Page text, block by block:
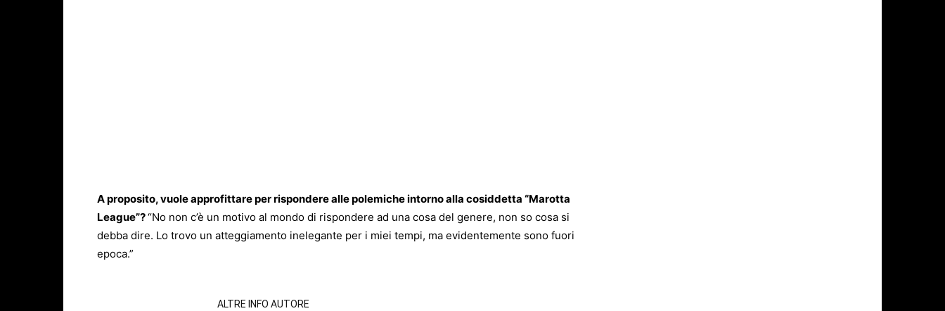
A proposito, vuole approfittare per rispondere alle polemiche intorno alla cosiddetta “Marotta
League”?“No non c’è un motivo al mondo di rispondere ad una cosa del genere, non so cosa si
debba dire. Lo trovo un atteggiamento inelegante per i miei tempi, ma evidentemente sono fuori
epoca.”
ALTRE INFO AUTORE